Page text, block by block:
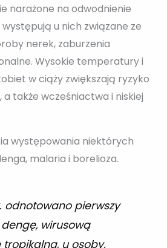
narażone na odwodnienie
u nich związane ze
nerek, zaburzenia
Wysokie temperatury i
w ciąży zwiększają ryzyko
także wcześniactwa i niskiej
występowania niektórych
malaria i borelioza.
odnotowano pierwszy
wirusową
u osoby,